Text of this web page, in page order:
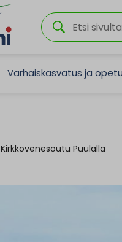
Varhaiskasvatus ja
Kirkkovenesoutu Puulalla